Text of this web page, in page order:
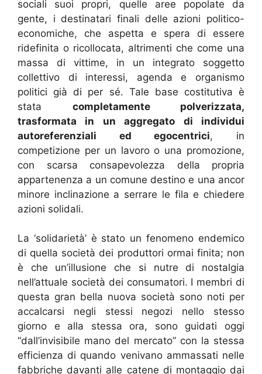
sociali suoi propri, quelle aree popolate da
gente, i destinatari finali delle azioni politico-
economiche, che aspetta e spera di essere
ridefinita o ricollocata, altrimenti che come una
massa di vittime, in un integrato soggetto
collettivo di interessi, agenda e organismo
politici già di per sé. Tale base costitutiva è
stata completamente polverizzata,
trasformata in un aggregato di individui
autoreferenziali ed egocentrici, in
competizione per un lavoro o una promozione,
con scarsa consapevolezza della propria
appartenenza a un comune destino e una ancor
minore inclinazione a serrare le fila e chiedere
azioni solidali.
La ‘solidarietà’ è stato un fenomeno endemico
di quella società dei produttori ormai finita; non
è che un’illusione che si nutre di nostalgia
nell’attuale società dei consumatori. I membri di
questa gran bella nuova società sono noti per
accalcarsi negli stessi negozi nello stesso
giorno e alla stessa ora, sono guidati oggi
“dall’invisibile mano del mercato” con la stessa
efficienza di quando venivano ammassati nelle
fabbriche davanti alle catene di montaggio dai